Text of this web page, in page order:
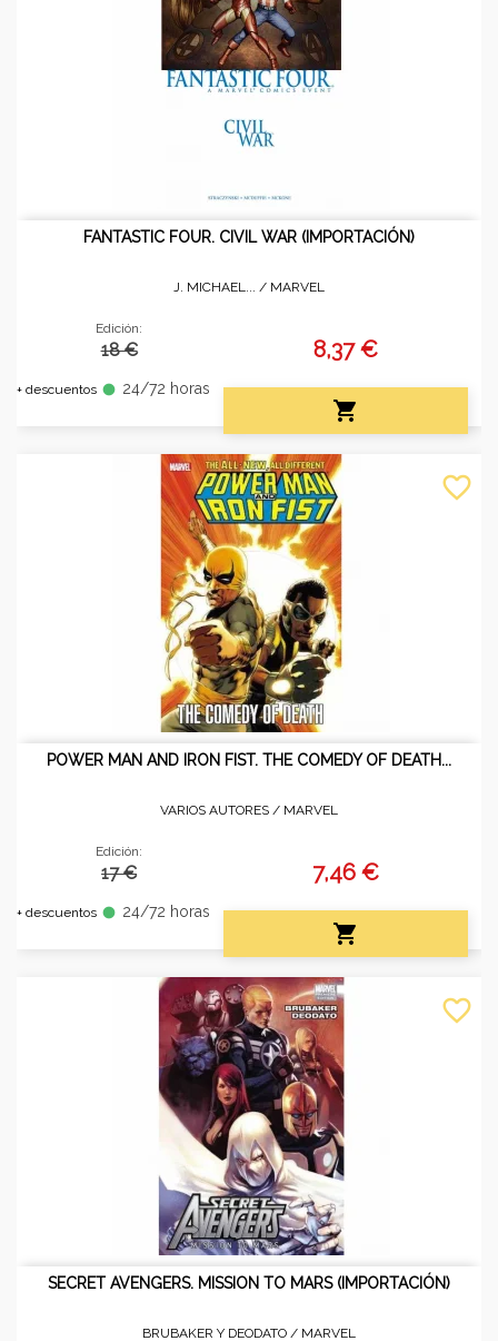
FANTASTIC FOUR. CIVIL WAR (IMPORTACIÓN)
J. MICHAEL... / MARVEL
Edición:
18 €
+ descuentos fiber_manual_record 24/72 horas
8,37 €

POWER MAN AND IRON FIST. THE COMEDY OF DEATH...
VARIOS AUTORES / MARVEL
Edición:
17 €
+ descuentos fiber_manual_record 24/72 horas
7,46 €

favorite_border
SECRET AVENGERS. MISSION TO MARS (IMPORTACIÓN)
BRUBAKER Y DEODATO / MARVEL
favorite_border